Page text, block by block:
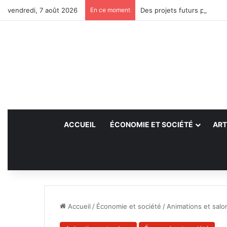
vendredi, 7 août 2026 En ce moment Des projets futurs pour les
ACCUEIL ÉCONOMIE ET SOCIÉTÉ
Accueil / Économie et société / Animations et